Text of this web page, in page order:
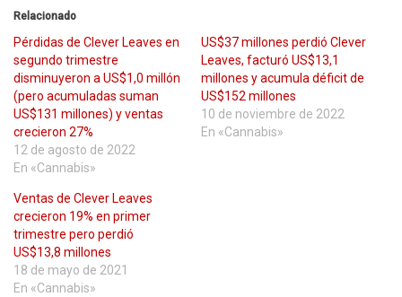
Relacionado
Pérdidas de Clever Leaves en
segundo trimestre
disminuyeron a US$1,0 millón
(pero acumuladas suman
US$131 millones) y ventas
crecieron 27%
12 de agosto de 2022
En «Cannabis»
US$37 millones perdió Clever
Leaves, facturó US$13,1
millones y acumula déficit de
US$152 millones
10 de noviembre de 2022
En «Cannabis»
Ventas de Clever Leaves
crecieron 19% en primer
trimestre pero perdió
US$13,8 millones
18 de mayo de 2021
En «Cannabis»